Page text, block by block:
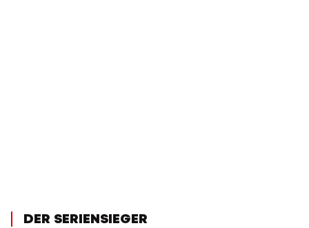
DER SERIENSIEGER